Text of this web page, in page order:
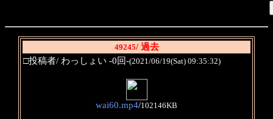
49245/ 過去
□投稿者/ わっしょい -0回-(2021/06/19(Sat) 09:35:32)
wai60.mp4/102146KB